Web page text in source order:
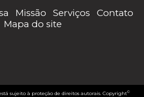
Missão Serviços
Contato
Mapa do site
sujeito à proteção de direitos autorais. Copyright©